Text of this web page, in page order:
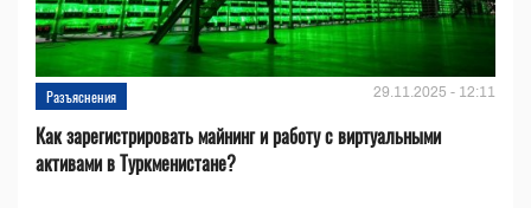
Разъяснения 29.11.2025 - 12:11
Как зарегистрировать майнинг и работу с виртуальными
активами в Туркменистане?